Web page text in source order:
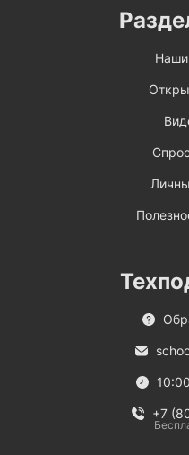
Наши
+7